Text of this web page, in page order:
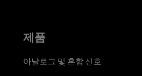
제품
아날로그 및 혼합 신호